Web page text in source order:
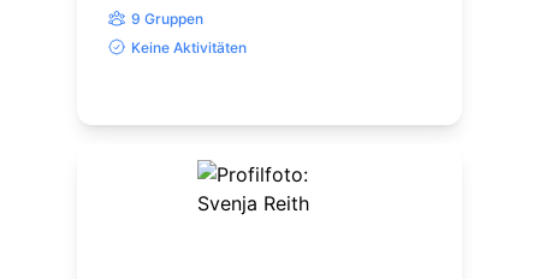
9 Gruppen
Keine Aktivitäten